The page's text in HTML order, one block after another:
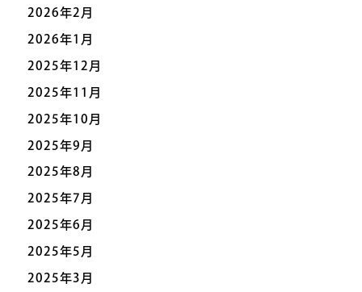
2026年2月
2026年1月
2025年12月
2025年11月
2025年10月
2025年9月
2025年8月
2025年7月
2025年6月
2025年5月
2025年3月